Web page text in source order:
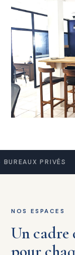
PRIVÉS
NOS ESPACES
Un